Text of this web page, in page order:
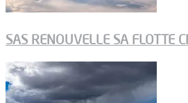
SAS RENOUVELLE SA FLOTTE